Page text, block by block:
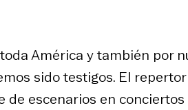
América y también por
sido testigos. El
de escenarios en